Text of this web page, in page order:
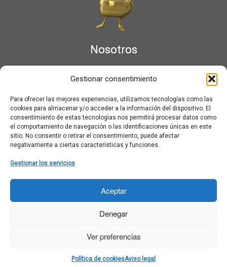
Gestionar consentimiento
Para ofrecer las mejores experiencias, utilizamos tecnologías como las
cookies para almacenar y/o acceder a la información del dispositivo. El
consentimiento de estas tecnologías nos permitirá procesar datos como
el comportamiento de navegación o las identificaciones únicas en este
sitio. No consentir o retirar el consentimiento, puede afectar
negativamente a ciertas características y funciones.
Gestionar los servicios
Aceptar
Denegar
Ver preferencias
Política de cookiesAviso legal
Nosotros
Aviso legal
Más información sobre las cookies
Noticias al correo
Política de cookies
Política de cookies (UE)
Política de privacidad
Ponte en contacto con nosotros
Buscar:
Diseñado con elTema Customizr